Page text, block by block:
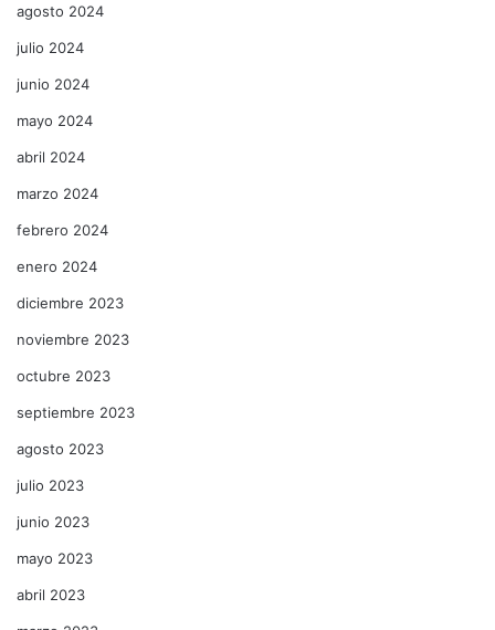
agosto 2024
julio 2024
junio 2024
mayo 2024
abril 2024
marzo 2024
febrero 2024
enero 2024
diciembre 2023
noviembre 2023
octubre 2023
septiembre 2023
agosto 2023
julio 2023
junio 2023
mayo 2023
abril 2023